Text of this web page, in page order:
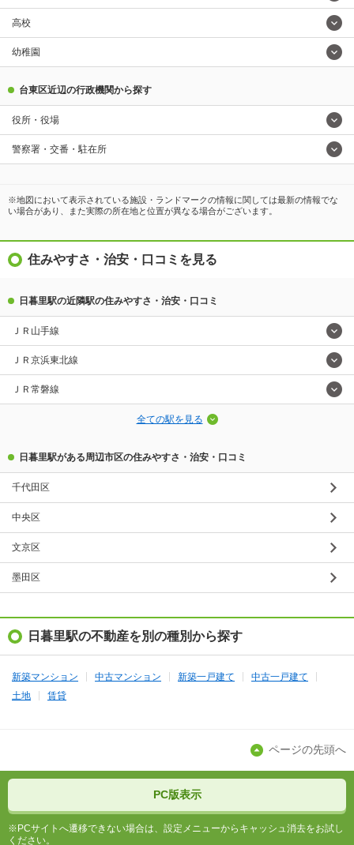
高校
幼稚園
台東区近辺の行政機関から探す
役所・役場
警察署・交番・駐在所
※地図において表示されている施設・ランドマークの情報に関しては最新の情報でな
い場合があり、また実際の所在地と位置が異なる場合がございます。
住みやすさ・治安・口コミを見る
日暮里駅の近隣駅の住みやすさ・治安・口コミ
ＪＲ山手線
ＪＲ京浜東北線
ＪＲ常磐線
全ての駅を見る
日暮里駅がある周辺市区の住みやすさ・治安・口コミ
千代田区
中央区
文京区
墨田区
日暮里駅の不動産を別の種別から探す
新築マンション 中古マンション 新築一戸建て
中古一戸建て
土地
賃貸
ページの先頭へ
PC版表示
※PCサイトへ遷移できない場合は、設定メニューからキャッシュ消去をお試し
ください。